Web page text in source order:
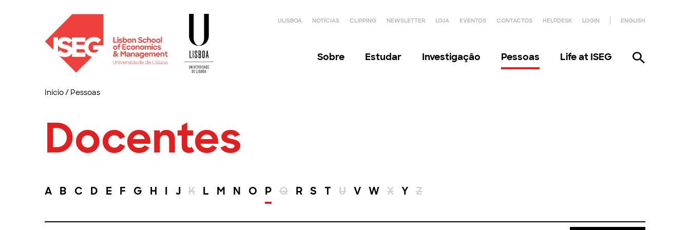
ULISBOA NOTÍCIAS CLIPPING NEWSLETTER LOJA EVENTOS CONTACTOS HELPDESK LOGIN ENGLISH
Sobre Estudar Investigação Pessoas Life at ISEG
Início/ Pessoas
Docentes
A B C D E F G H I J K L M N O P Q R S T U V W X Y Z